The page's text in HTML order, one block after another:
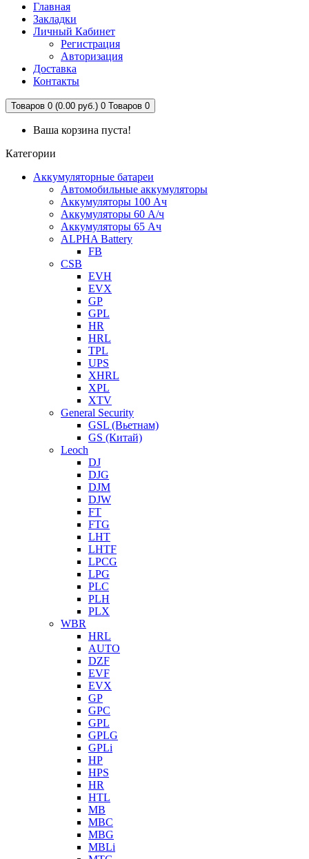
Главная
Закладки
Личный Кабинет
Регистрация
Авторизация
Доставка
Контакты
Товаров 0 (0.00 руб.) 0 Товаров 0
Ваша корзина пуста!
Категории
Аккумуляторные батареи
Автомобильные аккумуляторы
Аккумуляторы 100 Ач
Аккумуляторы 60 А/ч
Аккумуляторы 65 Ач
ALPHA Battery
FB
CSB
EVH
EVX
GP
GPL
HR
HRL
TPL
UPS
XHRL
XPL
XTV
General Security
GSL (Вьетнам)
GS (Китай)
Leoch
DJ
DJG
DJM
DJW
FT
FTG
LHT
LHTF
LPCG
LPG
PLC
PLH
PLX
WBR
HRL
AUTO
DZF
EVF
EVX
GP
GPC
GPL
GPLG
GPLi
HP
HPS
HR
HTL
MB
MBC
MBG
MBLi